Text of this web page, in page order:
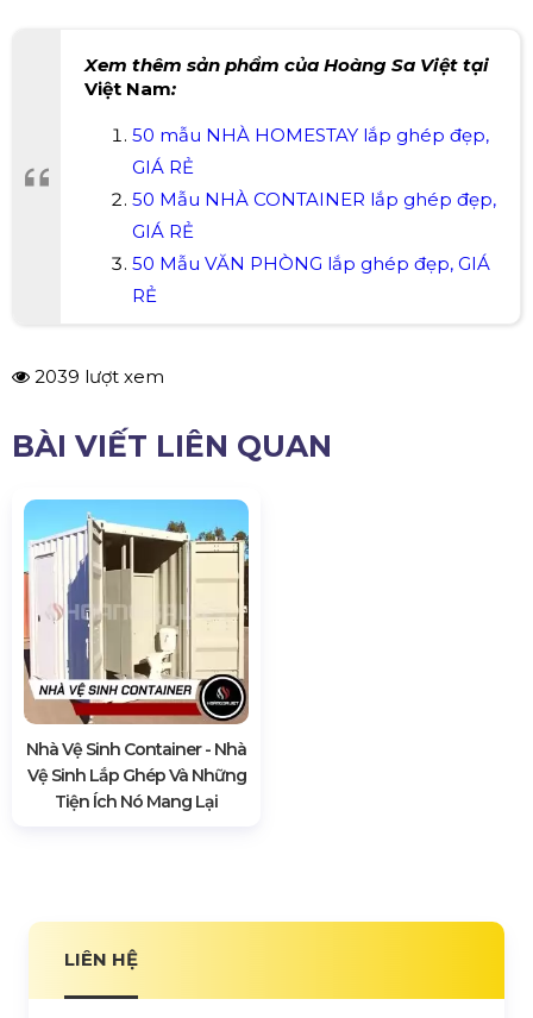
Xem thêm sản phẩm của Hoàng Sa Việt tại
Việt Nam:
50 mẫu NHÀ HOMESTAY lắp ghép đẹp,
GIÁ RẺ
50 Mẫu NHÀ CONTAINER lắp ghép đẹp,
GIÁ RẺ
50 Mẫu VĂN PHÒNG lắp ghép đẹp, GIÁ
RẺ
2039 lượt xem
BÀI VIẾT LIÊN QUAN
Nhà Vệ Sinh Container - Nhà
Vệ Sinh Lắp Ghép Và Những
Tiện Ích Nó Mang Lại
LIÊN HỆ